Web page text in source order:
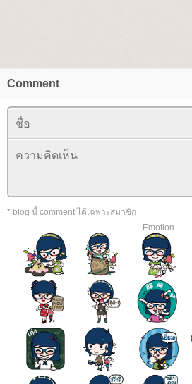
Comment
* blog นี้ comment ได้เฉพาะสมาชิก
Emotion